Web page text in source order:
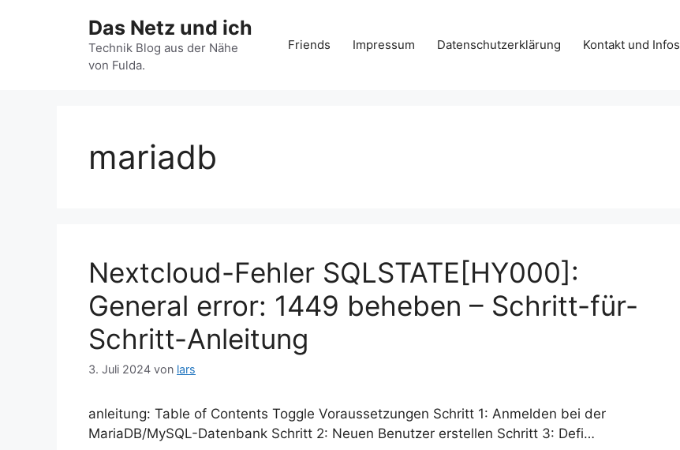
Das Netz und ich
Technik Blog aus der Nähe
von Fulda.
Friends Impressum Datenschutzerklärung Kontakt und Infos
mariadb
Nextcloud-Fehler SQLSTATE[HY000]:
General error: 1449 beheben – Schritt-für-
Schritt-Anleitung
3. Juli 2024 von lars
anleitung: Table of Contents Toggle Voraussetzungen Schritt 1: Anmelden bei der
MariaDB/MySQL-Datenbank Schritt 2: Neuen Benutzer erstellen Schritt 3: Defi…